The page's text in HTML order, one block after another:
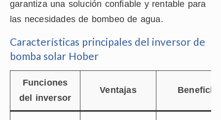
garantiza una solución confiable y rentable para
las necesidades de bombeo de agua.
Características principales del inversor de
bomba solar Hober
Funciones
del inversor
Ventajas